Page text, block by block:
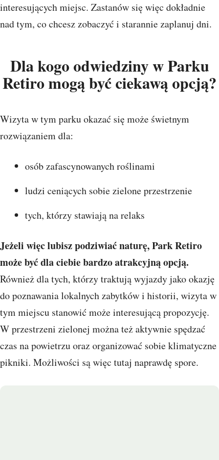
interesujących miejsc. Zastanów się więc dokładnie
nad tym, co chcesz zobaczyć i starannie zaplanuj dni.
Dla kogo odwiedziny w Parku
Retiro mogą być ciekawą opcją?
Wizyta w tym parku okazać się może świetnym
rozwiązaniem dla:
osób zafascynowanych roślinami
ludzi ceniących sobie zielone przestrzenie
tych, którzy stawiają na relaks
Jeżeli więc lubisz podziwiać naturę, Park Retiro
może być dla ciebie bardzo atrakcyjną opcją.
Również dla tych, którzy traktują wyjazdy jako okazję
do poznawania lokalnych zabytków i historii, wizyta w
tym miejscu stanowić może interesującą propozycję.
W przestrzeni zielonej można też aktywnie spędzać
czas na powietrzu oraz organizować sobie klimatyczne
pikniki. Możliwości są więc tutaj naprawdę spore.